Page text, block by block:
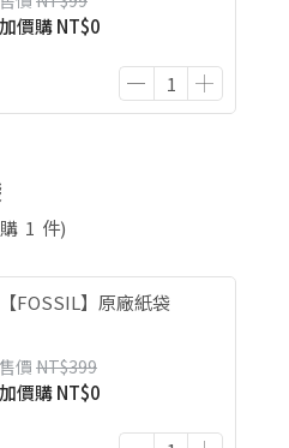
加價購NT$0
1 件)
【FOSSIL】原廠紙袋
售價 NT$399
加價購NT$0